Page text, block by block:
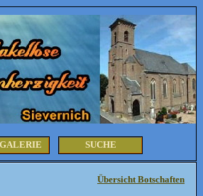
SUCHE
Übersicht Botschaften